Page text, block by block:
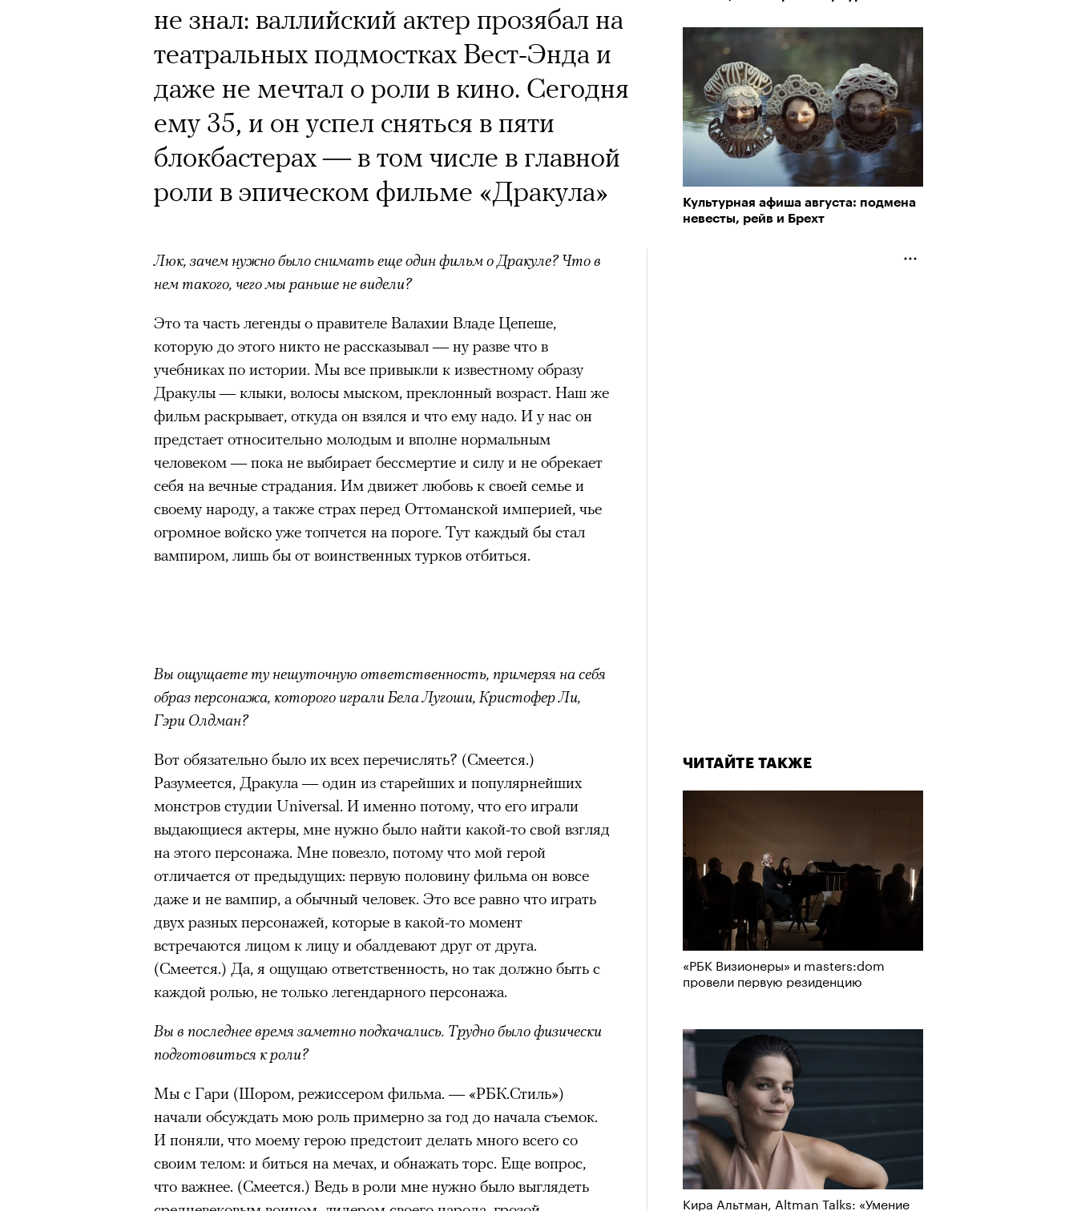
Культурная афиша августа: подмена
невесты, рейв и Брехт
ЧИТАЙТЕ ТАКЖЕ
«РБК Визионеры» и masters:dom
провели первую резиденцию
Кира Альтман, Altman Talks: «Умение
не знал: валлийский актер прозябал на
театральных подмостках Вест-Энда и
даже не мечтал о роли в кино. Сегодня
ему 35, и он успел сняться в пяти
блокбастерах — в том числе в главной
роли в эпическом фильме «Дракула»
Люк, зачем нужно было снимать еще один фильм о Дракуле? Что в
нем такого, чего мы раньше не видели?
Это та часть легенды о правителе Валахии Владе Цепеше,
которую до этого никто не рассказывал — ну разве что в
учебниках по истории. Мы все привыкли к известному образу
Дракулы — клыки, волосы мыском, преклонный возраст. Наш же
фильм раскрывает, откуда он взялся и что ему надо. И у нас он
предстает относительно молодым и вполне нормальным
человеком — пока не выбирает бессмертие и силу и не обрекает
себя на вечные страдания. Им движет любовь к своей семье и
своему народу, а также страх перед Оттоманской империей, чье
огромное войско уже топчется на пороге. Тут каждый бы стал
вампиром, лишь бы от воинственных турков отбиться.
Вы ощущаете ту нешуточную ответственность, примеряя на себя
образ персонажа, которого играли Бела Лугоши, Кристофер Ли,
Гэри Олдман?
Вот обязательно было их всех перечислять? (Смеется.)
Разумеется, Дракула — один из старейших и популярнейших
монстров студии Universal. И именно потому, что его играли
выдающиеся актеры, мне нужно было найти какой-то свой взгляд
на этого персонажа. Мне повезло, потому что мой герой
отличается от предыдущих: первую половину фильма он вовсе
даже и не вампир, а обычный человек. Это все равно что играть
двух разных персонажей, которые в какой-то момент
встречаются лицом к лицу и обалдевают друг от друга.
(Смеется.) Да, я ощущаю ответственность, но так должно быть с
каждой ролью, не только легендарного персонажа.
Вы в последнее время заметно подкачались. Трудно было физически
подготовиться к роли?
Мы с Гари (Шором, режиссером фильма. — «РБК.Стиль»)
начали обсуждать мою роль примерно за год до начала съемок.
И поняли, что моему герою предстоит делать много всего со
своим телом: и биться на мечах, и обнажать торс. Еще вопрос,
что важнее. (Смеется.) Ведь в роли мне нужно было выглядеть
Локарно-2025: объединение двух
Корей и мир, в котором нет
первых показах на остросоциальные
темы
Подписывайтесь на телеграм-канал «РБК Стиль»
Зеленые глаза» Фанни Лиатар и Жереми Труиля
«Бумажный тигр» Джеймса Грэя
Ретроспектива «Красное и черное: голливудские левые и черный
список»
«Зеленые глаза» Фанни Лиатар и Жереми
Труиля
Фестиваль открылся с намеком на политическую актуальность —
показом на огромном экране Пьяццы Гранде
камерного французского фильма «Зеленые глаза» (Les Yeux
Verts) режиссерского дуэта Фанни Лиатар и Жереми Труиля.
Прошлая их кинолента «Гагарин» — отнюдь не байопик первого
Новый фильм уступает «Гагарину» в оригинальности: мы уже
видели кино про детей из эмигрантских семей (даже
российских), которые впадали в кому. В этом случае проблема со
здоровьем касается синдрома
отстраненности, или резигнации, —
редкого психогенного заболевания, при котором подросток под
воздействием тяжелейшего стресса полностью уходит в себя,
перестает двигаться, говорить, есть и реагировать на внешний
мир. Это и происходит с парнем по имени Нур (Саид Эль
Алами), братом главной героини Шаи (Дуа Бутарбуш
М’Зауки), когда их родителям отказали в получении вида на
жительство в одной из благополучных европейских стран.
Безутешная Шая пытается пробудить Нура к жизни:
наглотавшись таблеток, проникает в его ужасные сны, в которых
их мать тонет при переправе в Европу.
При всей скромности художественной составляющей фильма его
адресованный европейцам добросердечный призыв («Только вы
очнувшийся Нур) точно не будет лишним в дни очередного
обострения мигрантского кризиса.